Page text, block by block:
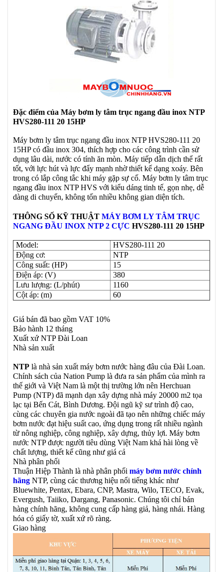
Đặc điểm của Máy bơm ly tâm trục ngang đầu inox NTP
HVS280-111 20 15HP
Máy bơm ly tâm trục ngang đầu inox NTP HVS280-111 20
15HP có đầu inox 304, thích hợp cho các công trình cần sử
dụng lâu dài, nước có tính ăn mòn. Máy tiếp dẫn dịch thể rất
tốt, với lực hút và lực đẩy mạnh nhờ thiết kế dạng xoáy. Bên
trong có lắp công tắc khi máy gặp sự cố. Máy bơm ly tâm trục
ngang đầu inox NTP HVS với kiểu dáng tinh tế, gọn nhẹ, dễ
dàng di chuyển, không tốn nhiều không gian diện tích.
THÔNG SỐ KỸ THUẬT MÁY BƠM LY TÂM TRỤC
NGANG ĐẦU INOX NTP 2 CỰC HVS280-111 20 15HP
Model:
HVS280-111 20
Động cơ:
NTP
Công suất: (HP)
15
Điện áp: (V)
380
Lưu lượng: (L/phút)
1160
Cột áp: (m)
60
Giá bán đã bao gồm VAT 10%
Bảo hành 12 tháng
Xuất xứ NTP Đài Loan
Nhà sản xuất
NTP là nhà sản xuất máy bơm nước hàng đâu của Đài Loan.
Chính sách của Nation Pump là đưa ra sản phẩm của mình ra
thế giới và Việt Nam là một thị trường lớn nên Herchuan
Pump (NTP) đã mạnh dạn xây dựng nhà máy 20000 m2 tọa
lạc tại Bến Cát, Bình Dương. Đội ngũ kỹ sư trình độ cao,
cùng các chuyên gia nước ngoài đã tạo nên những chiếc máy
bơm nước đạt hiệu suất cao, ứng dụng trong rất nhiều ngành
từ nông nghiệp, công nghiệp, xây dựng, thủy lợi. Máy bơm
nước NTP được người tiêu dùng Việt Nam khá hài lòng về
chất lượng, thiết kế cũng như giá cả
Nhà phân phối
Thuận Hiệp Thành là nhà phân phối máy bơm nước chính
hãng NTP, cùng các thương hiệu nổi tiếng khác như
Bluewhite, Pentax, Ebara, CNP, Mastra, Wilo, TECO, Evak,
Evergush, Taiiko, Dargang, Panasonic. Chúng tôi chỉ bán
hàng chính hãng, không cung cấp hàng giả, hàng nhái. Hàng
hóa có giấy tờ, xuất xứ rõ ràng.
Giao hàng